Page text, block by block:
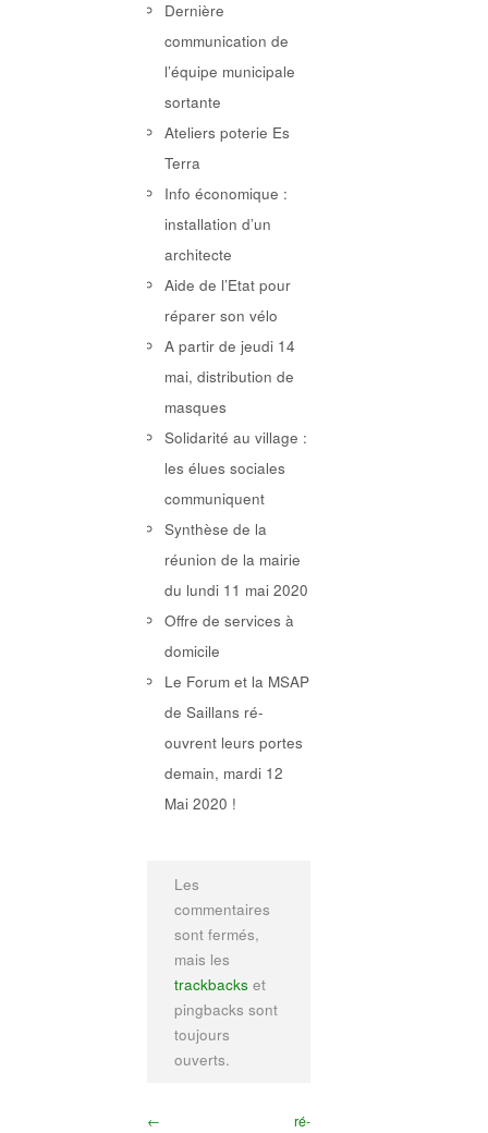
Dernière
communication de
l’équipe municipale
sortante
Ateliers poterie Es
Terra
Info économique :
installation d’un
architecte
Aide de l’Etat pour
réparer son vélo
A partir de jeudi 14
mai, distribution de
masques
Solidarité au village :
les élues sociales
communiquent
Synthèse de la
réunion de la mairie
du lundi 11 mai 2020
Offre de services à
domicile
Le Forum et la MSAP
de Saillans ré-
ouvrent leurs portes
demain, mardi 12
Mai 2020 !
Les
commentaires
sont fermés,
mais les
trackbacks et
pingbacks sont
toujours
ouverts.
← ré-